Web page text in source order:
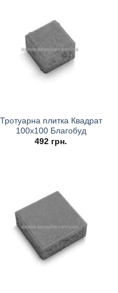
Тротуарна плитка Квадрат
100х100 Благобуд
492 грн.